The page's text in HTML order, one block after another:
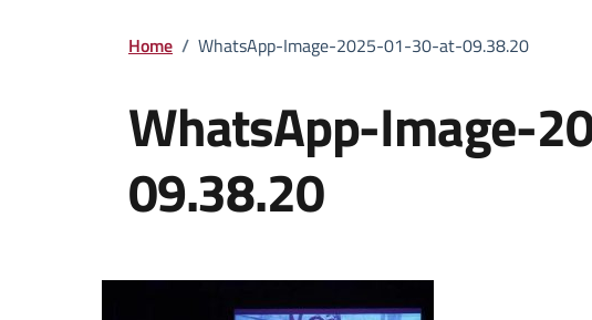
Home / WhatsApp-Image-2025-01-30-at-09.38.20
WhatsApp-Image-
09.38.20